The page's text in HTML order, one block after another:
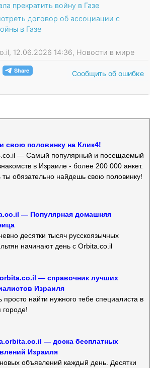
прекратить войну в Газе
договор об ассоциации с
в Газе
12.06.2026 14:36, Новости в мире
Сообщить об ошибке
свою половинку на Клик4!
— Самый популярный и посещаемый
в Израиле - более 200 000 анкет.
ты обязательно найдешь свою половинку!
— Популярная домашняя
десятки тысяч русскоязычных
начинают день с Orbita.co.il
— справочник лучших
Израиля
просто найти нужного тебе специалиста в
городе!
— доска бесплатных
Израиля
объявлений каждый день. Десятки